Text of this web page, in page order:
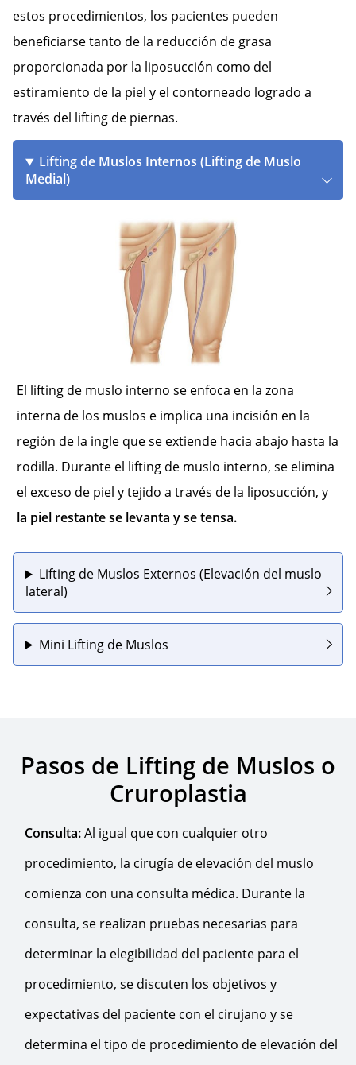
estos procedimientos, los pacientes pueden
beneficiarse tanto de la reducción de grasa
proporcionada por la liposucción como del
estiramiento de la piel y el contorneado logrado a
través del lifting de piernas.
Lifting de Muslos Internos (Lifting de Muslo
Medial)
El lifting de muslo interno se enfoca en la zona
interna de los muslos e implica una incisión en la
región de la ingle que se extiende hacia abajo hasta la
rodilla. Durante el lifting de muslo interno, se elimina
el exceso de piel y tejido a través de la liposucción, y
la piel restante se levanta y se tensa.
Lifting de Muslos Externos (Elevación del muslo
lateral)
Mini Lifting de Muslos
Pasos de Lifting de Muslos o
Cruroplastia
Consulta:Al igual que con cualquier otro
procedimiento, la cirugía de elevación del muslo
comienza con una consulta médica. Durante la
consulta, se realizan pruebas necesarias para
determinar la elegibilidad del paciente para el
procedimiento, se discuten los objetivos y
expectativas del paciente con el cirujano y se
determina el tipo de procedimiento de elevación del